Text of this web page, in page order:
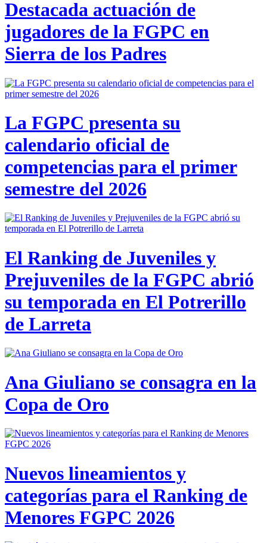
Destacada actuación de
jugadores de la FGPC en
Sierra de los Padres
La FGPC presenta su
calendario oficial de
competencias para el primer
semestre del 2026
El Ranking de Juveniles y
Prejuveniles de la FGPC abrió
su temporada en El Potrerillo
de Larreta
Ana Giuliano se consagra en la
Copa de Oro
Nuevos lineamientos y
categorías para el Ranking de
Menores FGPC 2026